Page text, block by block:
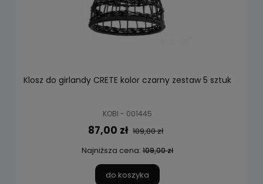
Klosz do girlandy CRETE kolor czarny zestaw 5 sztuk
KOBI - 001445
87,00 zł 109,00 zł
Najniższa cena:109,00 zł
do koszyka